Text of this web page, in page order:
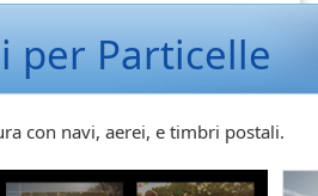
per Particelle
con navi, aerei, e timbri postali.